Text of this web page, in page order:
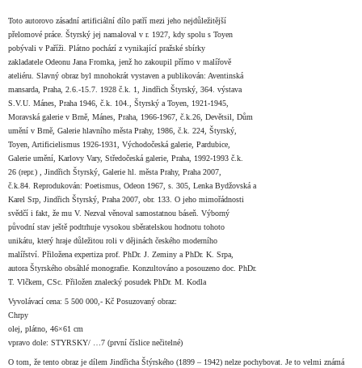
Toto autorovo zásadní artificiální dílo patří mezi jeho nejdůležitější
přelomové práce. Štyrský jej namaloval v r. 1927, kdy spolu s Toyen
pobývali v Paříži. Plátno pochází z vynikající pražské sbírky
zakladatele Odeonu Jana Fromka, jenž ho zakoupil přímo v malířově
ateliéru. Slavný obraz byl mnohokrát vystaven a publikován: Aventinská
mansarda, Praha, 2.6.-15.7. 1928 č.k. 1, Jindřich Štyrský, 364. výstava
S.V.U. Mánes, Praha 1946, č.k. 104., Štyrský a Toyen, 1921-1945,
Moravská galerie v Brně, Mánes, Praha, 1966-1967, č.k.26, Devětsil, Dům
umění v Brně, Galerie hlavního města Prahy, 1986, č.k. 224, Štyrský,
Toyen, Artificielismus 1926-1931, Východočeská galerie, Pardubice,
Galerie umění, Karlovy Vary, Středočeská galerie, Praha, 1992-1993 č.k.
26 (repr.) , Jindřich Štyrský, Galerie hl. města Prahy, Praha 2007,
č.k.84. Reprodukován: Poetismus, Odeon 1967, s. 305, Lenka Bydžovská a
Karel Srp, Jindřich Štyrský, Praha 2007, obr. 133. O jeho mimořádnosti
svědčí i fakt, že mu V. Nezval věnoval samostatnou báseň. Výborný
původní stav ještě podtrhuje vysokou sběratelskou hodnotu tohoto
unikátu, který hraje důležitou roli v dějinách českého moderního
malířství. Přiložena expertiza prof. PhDr. J. Zeminy a PhDr. K. Srpa,
autora Štyrského obsáhlé monografie. Konzultováno a posouzeno doc. PhDr.
T. Vlčkem, CSc. Přiložen znalecký posudek PhDr. M. Kodla
Vyvolávací cena: 5 500 000,- Kč Posuzovaný obraz:
Chrpy
olej, plátno, 46×61 cm
vpravo dole: STYRSKY/ …7 (první číslice nečitelné)
O tom, že tento obraz je dílem Jindřicha Štýrského (1899 – 1942) nelze pochybovat. Je to velmi známá